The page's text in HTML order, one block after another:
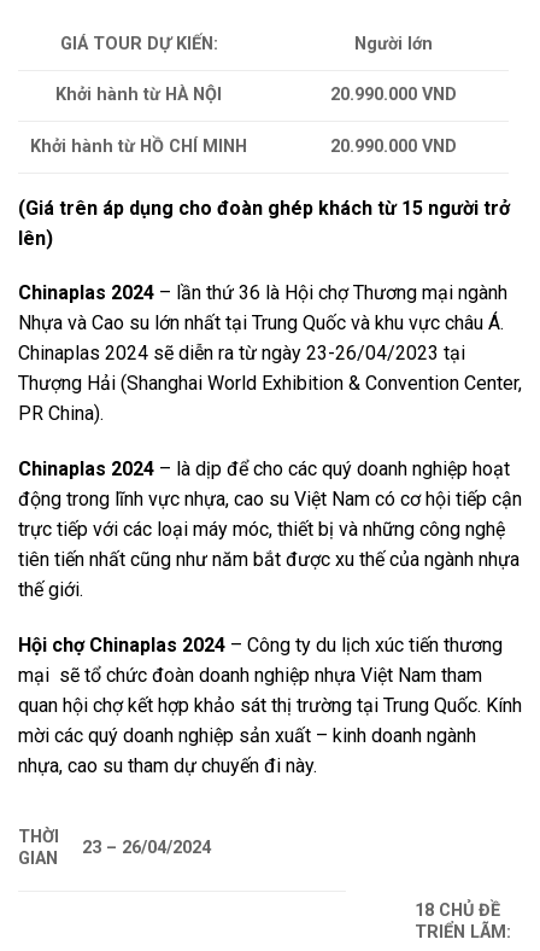
GIÁ TOUR DỰ KIẾN: Người lớn
Khởi hành từ HÀ NỘI 20.990.000 VND
Khởi hành từ HỒ CHÍ MINH 20.990.000 VND
(Giá trên áp dụng cho đoàn ghép khách từ 15 người trở
lên)
Chinaplas 2024 – lần thứ 36 là Hội chợ Thương mại ngành
Nhựa và Cao su lớn nhất tại Trung Quốc và khu vực châu Á.
Chinaplas 2024 sẽ diễn ra từ ngày 23-26/04/2023 tại
Thượng Hải (Shanghai World Exhibition & Convention Center,
PR China).
Chinaplas 2024 – là dịp để cho các quý doanh nghiệp hoạt
động trong lĩnh vực nhựa, cao su Việt Nam có cơ hội tiếp cận
trực tiếp với các loại máy móc, thiết bị và những công nghệ
tiên tiến nhất cũng như năm bắt được xu thế của ngành nhựa
thế giới.
Hội chợ Chinaplas 2024 – Công ty du lịch xúc tiến thương
mại sẽ tổ chức đoàn doanh nghiệp nhựa Việt Nam tham
quan hội chợ kết hợp khảo sát thị trường tại Trung Quốc. Kính
mời các quý doanh nghiệp sản xuất – kinh doanh ngành
nhựa, cao su tham dự chuyến đi này.
THỜI
GIAN
23 – 26/04/2024
18 CHỦ ĐỀ
TRIỂN LÃM: